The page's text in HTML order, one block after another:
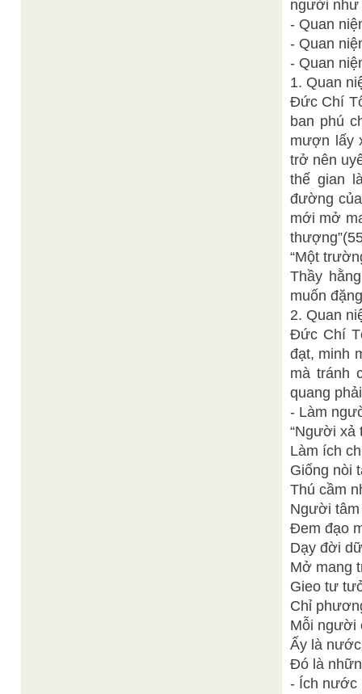
người như
- Quan
- Quan
- Quan
1. Quan
Ðức Chí
ban phú
mượn lấy
trở nên
thế gian
đường
mới mở
“Một
Thầy
muốn
2. Quan
Ðức Chí
đạt, minh
mà tránh
quang
- Làm
“Người xả
Làm ích
Giống nòi
Thú cầm
Người
Ðem đạo
Dạy đời
Mở mang
Gieo tư
Chỉ
Mỗi người
Ấy là
Ðó là
- Ích nước